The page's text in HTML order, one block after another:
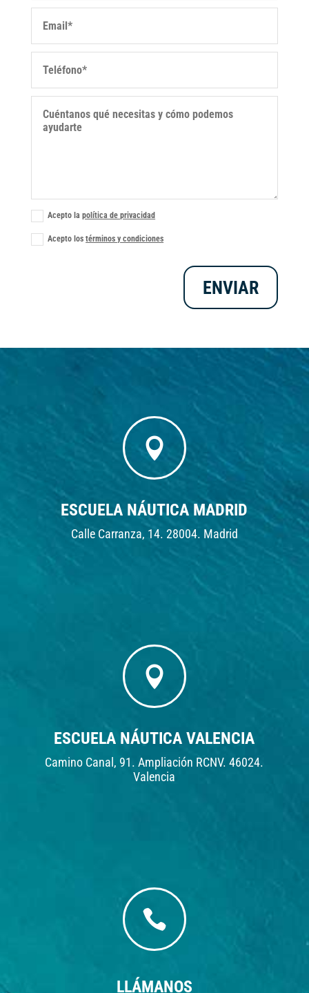
Acepto lapolítica de privacidad
Acepto lostérminos y condiciones
ENVIAR

ESCUELA NÁUTICA MADRID
Calle Carranza, 14. 28004. Madrid

ESCUELA NÁUTICA VALENCIA
Camino Canal, 91. Ampliación RCNV. 46024.
Valencia

LLÁMANOS